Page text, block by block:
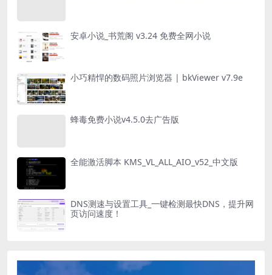
安卓小说_书荒阁 v3.24 免费全网小说
小巧精悍的数码照片浏览器 | bkViewer v7.9e
蜂毒免费小说v4.5.0去广告版
全能激活脚本 KMS_VL_ALL_AIO_v52_中文版
DNS测速与设置工具_一键检测最快DNS，提升网
页访问速度！